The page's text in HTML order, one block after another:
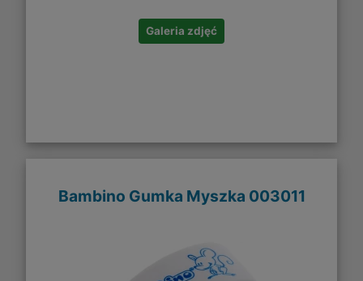
Galeria zdjęć
Bambino Gumka Myszka 003011